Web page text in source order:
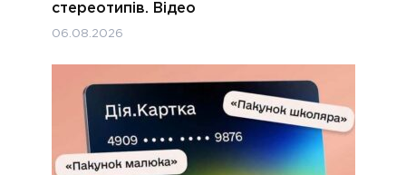
стереотипів. Відео
06.08.2026